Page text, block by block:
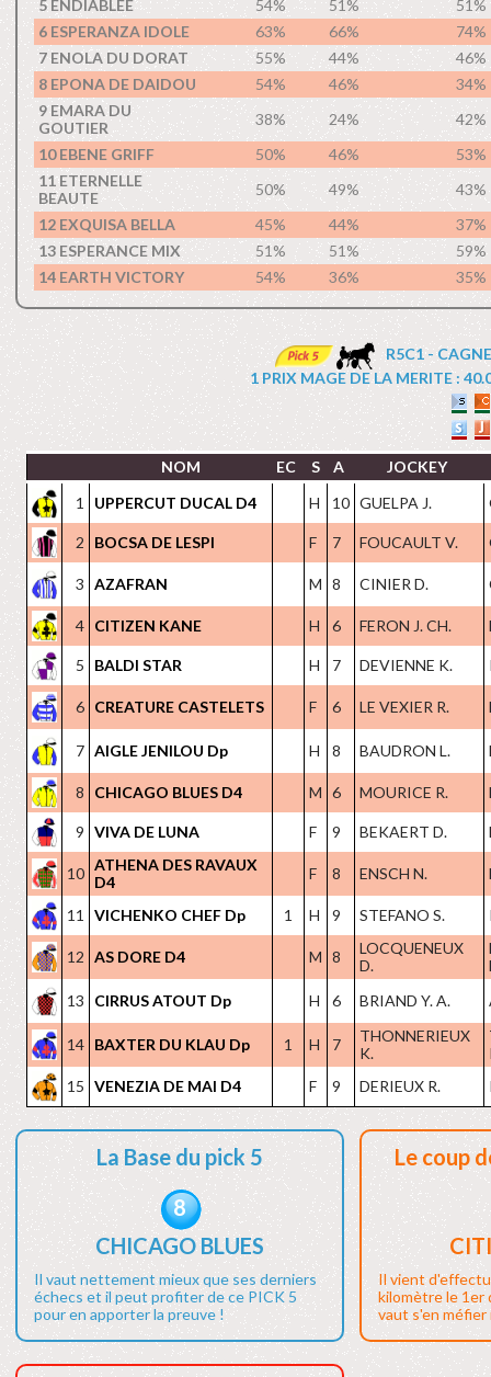
5 ENDIABLEE 54% 51%
51%
6 ESPERANZA IDOLE
63% 66%
74%
7 ENOLA DU DORAT
55% 44%
46%
8 EPONA DE DAIDOU
54% 46%
34%
9 EMARA DU
GOUTIER
38% 24%
42%
10 EBENE GRIFF
50% 46%
53%
11 ETERNELLE
BEAUTE
50% 49%
43%
12 EXQUISA BELLA
45% 44%
37%
13 ESPERANCE MIX
51% 51%
59%
14 EARTH VICTORY
54% 36% 35%
R5C1 -
1 PRIX MAGE DE LA MERITE :
NOM EC S A
JOCKEY
1
UPPERCUT DUCAL D4 H 10 GUELPA J.
2 BOCSA DE LESPI F 7 FOUCAULT V.
3 AZAFRAN M 8 CINIER D.
4 CITIZEN KANE H 6 FERON J. CH.
5 BALDI STAR H 7 DEVIENNE K.
6 CREATURE CASTELETS F 6 LE VEXIER R.
7 AIGLE JENILOU Dp H 8 BAUDRON L.
8 CHICAGO BLUES D4 M 6 MOURICE R.
9 VIVA DE LUNA F 9 BEKAERT D.
10 ATHENA DES RAVAUX
D4
F 8 ENSCH N.
11 VICHENKO CHEF Dp 1 H 9 STEFANO S.
12 AS DORE D4 M 8
LOCQUENEUX
D.
13
CIRRUS ATOUT Dp H 6 BRIAND Y. A.
14 BAXTER DU KLAU Dp 1 H 7
THONNERIEUX
K.
15 VENEZIA DE MAI D4 F 9 DERIEUX R.
La Base du pick 5
8
CHICAGO BLUES
Il vaut nettement mieux que ses derniers
échecs et il peut profiter de ce PICK 5
pour en apporter la preuve !
Le coup
Il vient
kilomètre le 1er
vaut s'en méfier